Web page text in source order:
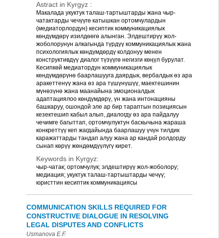
Astract in Kyrgyz :
Макалада укуктук талаш-тартыштарды жана чыр-
чатактарды чечүүгө катышкан ортомчулардын
(медиаторлордун) кесиптик коммуникациялык
көндүмдөрү изилдөөгө алынган. Элдештирүү жол-
жоболорунун алкагында түрдүү коммуникациялык жана
психологиялык көндүмдөрдү колдонуу менен
конструктивдүү диалог түзүүгө негизги көңүл бурулат.
Кесипкөй медиатордун коммуникациялык
көндүмдөрүнө баарлашууга даярдык, вербалдык өз ара
аракеттенүү жана өз ара түшүнүшүү, маектешинин
мүнөзүнө жана маанайына эмоционалдык
адаптациялоо көндүмдөрү, үн жана интонацияны
башкаруу, ошондой эле ар бир тараптын позициясын
кезектешип кабыл алып, диалогду өз ара пайдалуу
чечимге багыттап, ортомчулуктун баскычына жараша
конкреттүү кеп жагдайында баарлашуу үчүн тилдик
каражаттарды тандап алуу жана ар кандай ролдорду
сынап көрүү жөндөмдүүлүгү кирет.
Keywords in Kyrgyz:
чыр-чатак; ортомчулук; элдештирүү жол-жоболору;
медиация; укуктук талаш-тартыштарды чечүү;
юристтин кесиптик коммуникациясы
COMMUNICATION SKILLS REQUIRED FOR
CONSTRUCTIVE DIALOGUE IN RESOLVING
LEGAL DISPUTES AND CONFLICTS
Usmanova E.F.